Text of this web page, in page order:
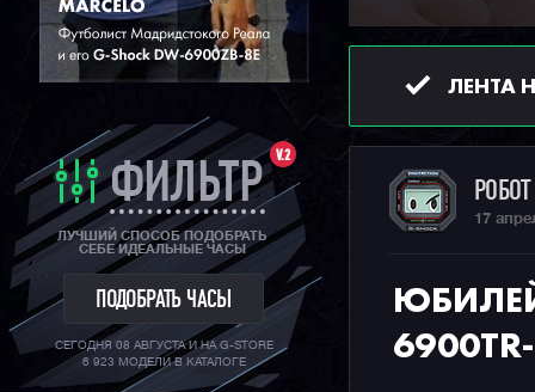
V.2
ФИЛЬТР
ЛУЧШИЙ СПОСОБ ПОДОБРАТЬ
СЕБЕ ИДЕАЛЬНЫЕ ЧАСЫ
ПОДОБРАТЬ ЧАСЫ
СЕГОДНЯ 08 АВГУСТА И НА G-STORE
6 923 МОДЕЛИ В КАТАЛОГЕ
ЛЕНТА
17